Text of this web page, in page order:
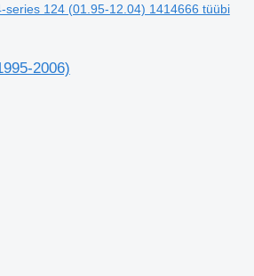
series 124 (01.95-12.04) 1414666 tüübi
2006)